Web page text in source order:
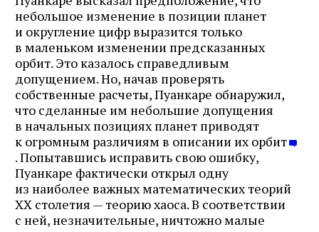
небольшое изменение в позиции планет
и округление цифр выразится только
в маленьком изменении предсказанных
орбит. Это казалось справедливым
допущением. Но, начав проверять
собственные расчеты, Пуанкаре обнаружил,
что сделанные им небольшие допущения
в начальных позициях планет приводят
к огромным различиям в описании их орбит
. Попытавшись исправить свою ошибку,
Пуанкаре фактически открыл одну
из наиболее важных математических теорий
ХХ столетия — теорию хаоса. В соответствии
с ней, незначительные, ничтожно малые
Журнал ЛЕХАИМ в вашем
email
Подпишитесь на рассылку журнала ЛЕХАИМ и получайте
самые интересные публикации с сайта по электронной
почте